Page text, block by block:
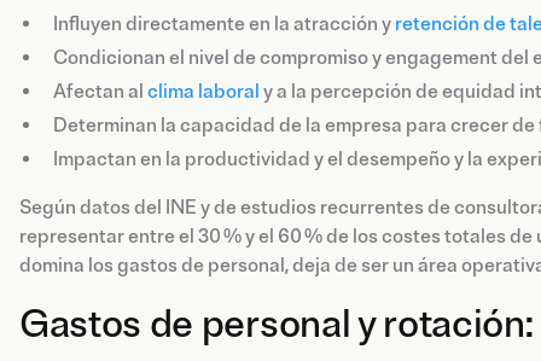
Influyen directamente en la atracción y retención de
Condicionan el nivel de compromiso y engagement del
Afectan al clima laboral y a la percepción de equidad
Determinan la capacidad de la empresa para crecer
Impactan en la productividad y el desempeño y la
Según datos del INE y de estudios recurrentes de
representar entre el 30 % y el 60 % de los costes totales
domina los gastos de personal, deja de ser un área
Gastos de personal y